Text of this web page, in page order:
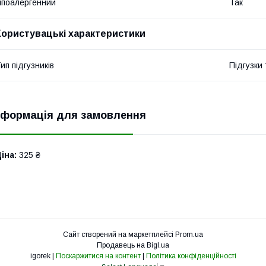
Так
характеристики
підгузників Підгузки
для замовлення
325 ₴
Сайт створений на маркетплейсі Prom.ua
Продавець на Bigl.ua
Поскаржитися на контент
Політика конфіденційності